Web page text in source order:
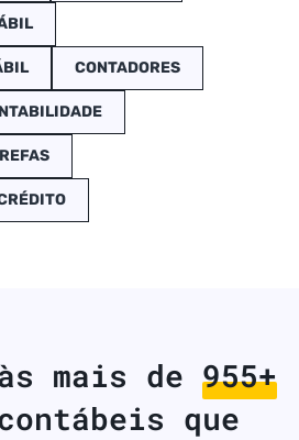
CONTADORES
mais de 998+
que